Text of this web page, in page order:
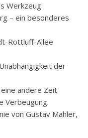
Werkzeug
– ein besonderes
Rottluff-Allee
der
andere Zeit
Verbeugung
von Gustav Mahler,